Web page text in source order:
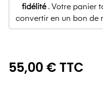
fidélité. Votre panier
convertir en un bon de
55,00 € TTC